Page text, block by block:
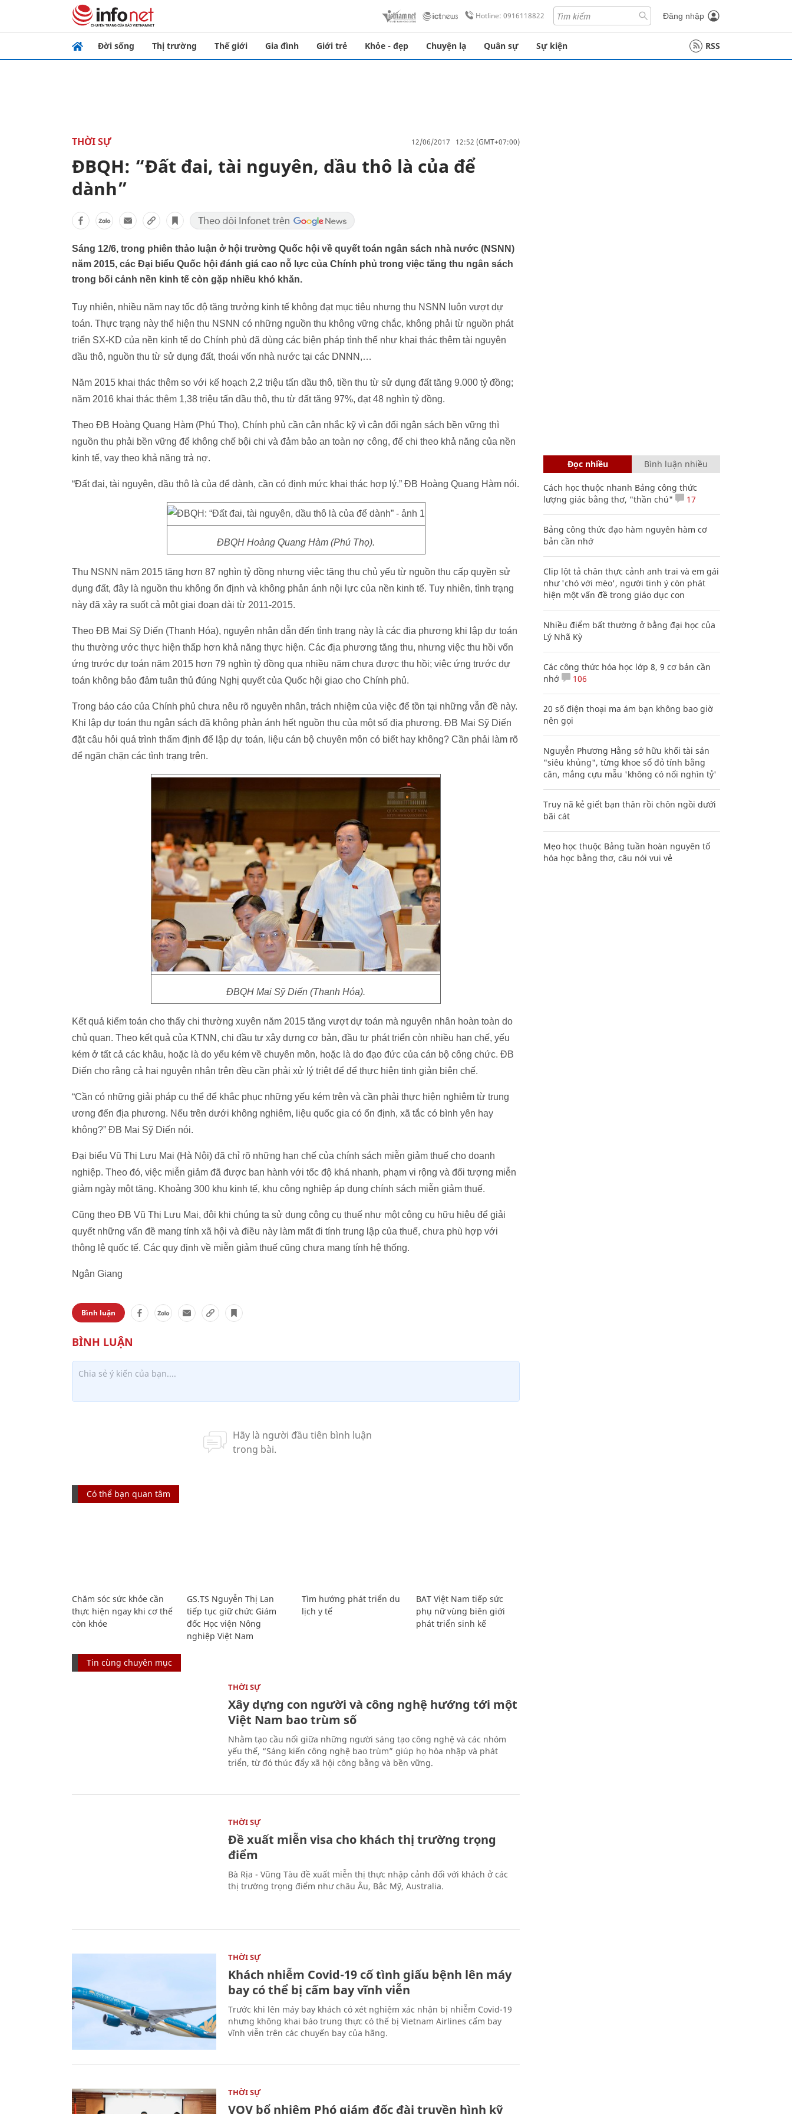
Hotline: 0916118822 Đăng nhập
Đời sống Thị trường Thế giới Gia đình Giới trẻ Khỏe - đẹp Chuyện lạ Quân sự Sự kiện RSS
THỜI SỰ 12/06/2017 12:52 (GMT+07:00)
ĐBQH: “Đất đai, tài nguyên, dầu thô là của để
dành”
Sáng 12/6, trong phiên thảo luận ở hội trường Quốc hội về quyết toán ngân sách nhà nước (NSNN)
năm 2015, các Đại biểu Quốc hội đánh giá cao nỗ lực của Chính phủ trong việc tăng thu ngân sách
trong bối cảnh nền kinh tế còn gặp nhiều khó khăn.
Tuy nhiên, nhiều năm nay tốc độ tăng trưởng kinh tế không đạt mục tiêu nhưng thu NSNN luôn vượt dự
toán. Thực trạng này thể hiện thu NSNN có những nguồn thu không vững chắc, không phải từ nguồn phát
triển SX-KD của nền kinh tế do Chính phủ đã dùng các biện pháp tình thế như khai thác thêm tài nguyên
dầu thô, nguồn thu từ sử dụng đất, thoái vốn nhà nước tại các DNNN,…
Năm 2015 khai thác thêm so với kế hoạch 2,2 triệu tấn dầu thô, tiền thu từ sử dụng đất tăng 9.000 tỷ đồng;
năm 2016 khai thác thêm 1,38 triệu tấn dầu thô, thu từ đất tăng 97%, đạt 48 nghìn tỷ đồng.
Theo ĐB Hoàng Quang Hàm (Phú Thọ), Chính phủ cần cân nhắc kỹ vì cân đối ngân sách bền vững thì
nguồn thu phải bền vững để không chế bội chi và đảm bảo an toàn nợ công, để chi theo khả năng của nền
kinh tế, vay theo khả năng trả nợ.
“Đất đai, tài nguyên, dầu thô là của để dành, cần có định mức khai thác hợp lý.” ĐB Hoàng Quang Hàm nói.
ĐBQH Hoàng Quang Hàm (Phú Thọ).
Thu NSNN năm 2015 tăng hơn 87 nghìn tỷ đồng nhưng việc tăng thu chủ yếu từ nguồn thu cấp quyền sử
dụng đất, đây là nguồn thu không ổn định và không phản ánh nội lực của nền kinh tế. Tuy nhiên, tình trạng
này đã xảy ra suốt cả một giai đoạn dài từ 2011-2015.
Theo ĐB Mai Sỹ Diến (Thanh Hóa), nguyên nhân dẫn đến tình trạng này là các địa phương khi lập dự toán
thu thường ước thực hiện thấp hơn khả năng thực hiện. Các địa phương tăng thu, nhưng việc thu hồi vốn
ứng trước dự toán năm 2015 hơn 79 nghìn tỷ đồng qua nhiều năm chưa được thu hồi; việc ứng trước dự
toán không bảo đảm tuân thủ đúng Nghị quyết của Quốc hội giao cho Chính phủ.
Trong báo cáo của Chính phủ chưa nêu rõ nguyên nhân, trách nhiệm của việc để tồn tại những vẫn đề này.
Khi lập dự toán thu ngân sách đã không phản ánh hết nguồn thu của một số địa phương. ĐB Mai Sỹ Diến
đặt câu hỏi quá trình thẩm định để lập dự toán, liệu cán bộ chuyên môn có biết hay không? Cần phải làm rõ
để ngăn chặn các tình trạng trên.
ĐBQH Mai Sỹ Diến (Thanh Hóa).
Kết quả kiểm toán cho thấy chi thường xuyên năm 2015 tăng vượt dự toán mà nguyên nhân hoàn toàn do
chủ quan. Theo kết quả của KTNN, chi đầu tư xây dựng cơ bản, đầu tư phát triển còn nhiều hạn chế, yếu
kém ở tất cả các khâu, hoặc là do yếu kém về chuyên môn, hoặc là do đạo đức của cán bộ công chức. ĐB
Diến cho rằng cả hai nguyên nhân trên đều cần phải xử lý triệt để để thực hiện tinh giản biên chế.
“Cần có những giải pháp cụ thể để khắc phục những yếu kém trên và cần phải thực hiện nghiêm từ trung
ương đến địa phương. Nếu trên dưới không nghiêm, liệu quốc gia có ổn định, xã tắc có bình yên hay
không?” ĐB Mai Sỹ Diến nói.
Đại biểu Vũ Thị Lưu Mai (Hà Nội) đã chỉ rõ những hạn chế của chính sách miễn giảm thuế cho doanh
nghiệp. Theo đó, việc miễn giảm đã được ban hành với tốc độ khá nhanh, phạm vi rộng và đối tượng miễn
giảm ngày một tăng. Khoảng 300 khu kinh tế, khu công nghiệp áp dụng chính sách miễn giảm thuế.
Cũng theo ĐB Vũ Thị Lưu Mai, đôi khi chúng ta sử dụng công cụ thuế như một công cụ hữu hiệu để giải
quyết những vấn đề mang tính xã hội và điều này làm mất đi tính trung lập của thuế, chưa phù hợp với
thông lệ quốc tế. Các quy định về miễn giảm thuế cũng chưa mang tính hệ thống.
Ngân Giang
Bình luận
Có thể bạn quan tâm
Chăm sóc sức khỏe cần
thực hiện ngay khi cơ thể
còn khỏe
GS.TS Nguyễn Thị Lan
tiếp tục giữ chức Giám
đốc Học viện Nông
nghiệp Việt Nam
Tìm hướng phát triển du
lịch y tế
BAT Việt Nam tiếp sức
phụ nữ vùng biên giới
phát triển sinh kế
Tin cùng chuyên mục
THỜI SỰ
Xây dựng con người và công nghệ hướng tới một
Việt Nam bao trùm số
Nhằm tạo cầu nối giữa những người sáng tạo công nghệ và các nhóm
yếu thế, “Sáng kiến công nghệ bao trùm” giúp họ hòa nhập và phát
triển, từ đó thúc đẩy xã hội công bằng và bền vững.
THỜI SỰ
Đề xuất miễn visa cho khách thị trường trọng
điểm
Bà Rịa - Vũng Tàu đề xuất miễn thị thực nhập cảnh đối với khách ở các
thị trường trọng điểm như châu Âu, Bắc Mỹ, Australia.
THỜI SỰ
Khách nhiễm Covid-19 cố tình giấu bệnh lên máy
bay có thể bị cấm bay vĩnh viễn
Trước khi lên máy bay khách có xét nghiệm xác nhận bị nhiễm Covid-19
nhưng không khai báo trung thực có thể bị Vietnam Airlines cấm bay
vĩnh viễn trên các chuyến bay của hãng.
THỜI SỰ
VOV bổ nhiệm Phó giám đốc đài truyền hình kỹ
Đọc nhiều Bình luận nhiều
Cách học thuộc nhanh Bảng công thức
lượng giác bằng thơ, "thần chú"
17
Bảng công thức đạo hàm nguyên hàm cơ
bản cần nhớ
Clip lột tả chân thực cảnh anh trai và em gái
như 'chó với mèo', người tinh ý còn phát
hiện một vấn đề trong giáo dục con
Nhiều điểm bất thường ở bằng đại học của
Lý Nhã Kỳ
Các công thức hóa học lớp 8, 9 cơ bản cần
nhớ
106
20 số điện thoại ma ám bạn không bao giờ
nên gọi
Nguyễn Phương Hằng sở hữu khối tài sản
"siêu khủng", từng khoe sổ đỏ tính bằng
cân, mắng cựu mẫu 'không có nổi nghìn tỷ'
Truy nã kẻ giết bạn thân rồi chôn ngồi dưới
bãi cát
Mẹo học thuộc Bảng tuần hoàn nguyên tố
hóa học bằng thơ, câu nói vui vẻ